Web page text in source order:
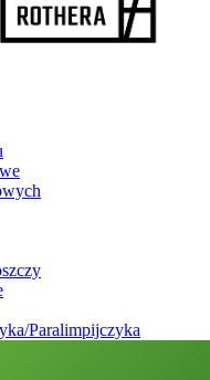
Paralimpijczyka